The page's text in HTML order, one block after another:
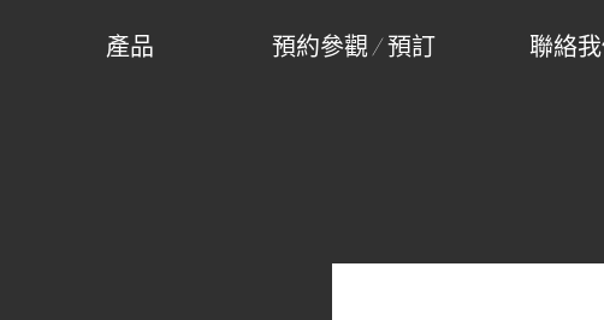
產品 預約參觀 / 預訂 聯絡